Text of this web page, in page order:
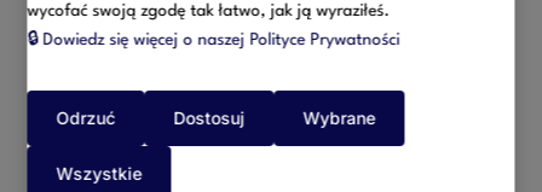
Więcej
wycofać swoją zgodę tak łatwo, jak ją wyraziłeś.
🔒Dowiedz się więcej o naszej Polityce Prywatności
Odrzuć Dostosuj Wybrane
Wszystkie